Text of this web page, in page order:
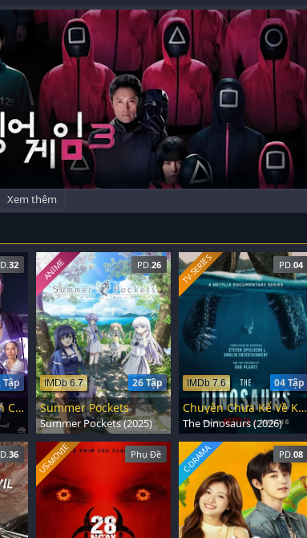
Xem thêm
32
Tập
Chòm Sao May Mắn Của Anh
PD. 26
26 Tập
IMDb 6.7
ANIME
Summer Pockets
Summer Pockets (2025)
PD. 04
04 Tập
IMDb 7.6
TV-SERIES
Chuyện Chưa Kể Về Khủng Long
The Dinosaurs (2026)
36 Phụ Đề
US-MOVIE PD. 08
C-DRAMA